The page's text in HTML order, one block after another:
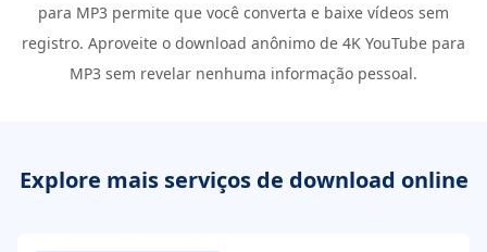
para MP3 permite que você converta e baixe vídeos sem
registro. Aproveite o download anônimo de 4K YouTube para
MP3 sem revelar nenhuma informação pessoal.
Explore mais serviços de download online